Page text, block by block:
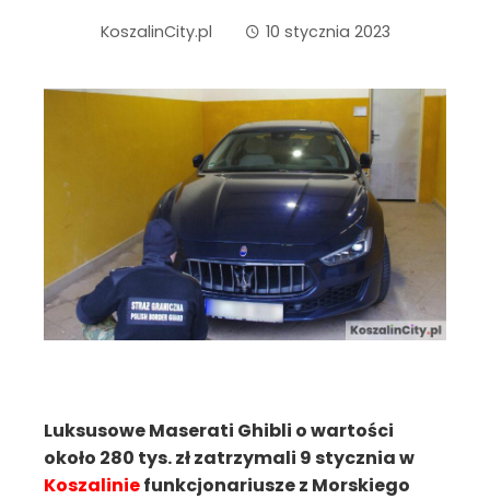
KoszalinCity.pl 10 stycznia 2023
Luksusowe Maserati Ghibli o wartości
około 280 tys. zł zatrzymali 9 stycznia w
Koszaliniefunkcjonariusze z Morskiego